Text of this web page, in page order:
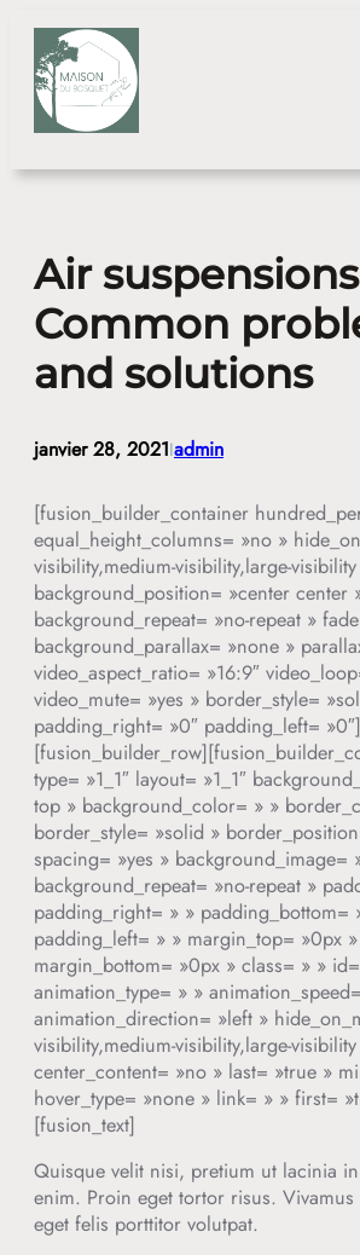
Aller
contenu
Air
Common
and solutions
janvier 28, 2021Iadmin
[fusion_builder_container
equal_height_columns= »no »
visibility,medium-visibility,large-
background_position= »center center
background_repeat= »no-repeat »
background_parallax= »none »
video_aspect_ratio= »16:9″
video_mute= »yes » border_style=
padding_right= »0″ padding_left= »0″]
type= »1_1″ layout= »1_1″
top » background_color= » »
border_style= »solid »
spacing= »yes » background_image=
background_repeat= »no-repeat »
padding_right= » » padding_bottom=
padding_left= » » margin_top= »0px »
margin_bottom= »0px » class= » »
animation_type= » »
animation_direction= »left »
visibility,medium-visibility,large-
center_content= »no » last= »true »
hover_type= »none » link= » » first=
[fusion_text]
Quisque velit nisi, pretium ut lacinia
enim. Proin eget tortor risus.
eget felis porttitor volutpat.